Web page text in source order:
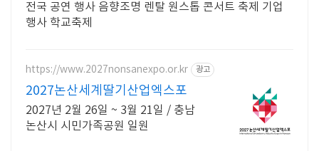
전국 공연 행사 음향조명 렌탈 원스톱 콘서트 축제 기업
행사 학교축제
https://www.2027nonsanexpo.or.kr 광고
2027논산세계딸기산업엑스포
2027년 2월 26일 ~ 3월 21일 / 충남
논산시 시민가족공원 일원